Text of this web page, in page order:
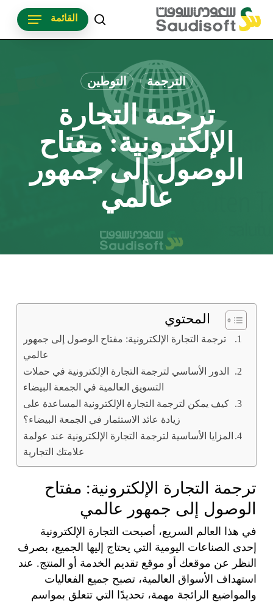
search
القائمة
الترجمة التوطين
ترجمة التجارة
الإلكترونية: مفتاح
الوصول إلى جمهور
عالمي
المحتوي
ترجمة التجارة الإلكترونية: مفتاح الوصول إلى جمهور
عالمي
الدور الأساسي لترجمة التجارة الإلكترونية في حملات
التسويق العالمية في الجمعة البيضاء
كيف يمكن لترجمة التجارة الإلكترونية المساعدة على
زيادة عائد الاستثمار في الجمعة البيضاء؟
المزايا الأساسية لترجمة التجارة الإلكترونية عند عولمة
علامتك التجارية
ترجمة التجارة الإلكترونية: مفتاح
الوصول إلى جمهور عالمي
في هذا العالم السريع، أصبحت التجارة الإلكترونية
إحدى الصناعات اليومية التي يحتاج إليها الجميع، بصرف
النظر عن موقعك أو موقع تقديم الخدمة أو المنتج. عند
استهداف الأسواق العالمية، تصبح جميع الفعاليات
والمواضيع الرائجة مهمة، تحديدًا التي تتعلق بمواسم